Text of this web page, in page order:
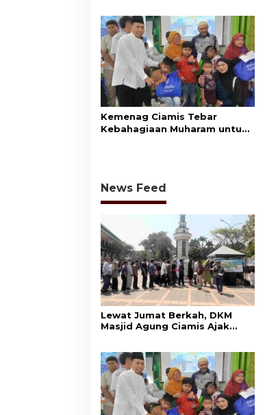
Bersedekah
Kemenag Ciamis Tebar
Kebahagiaan Muharam untuk
News Feed
Lewat Jumat Berkah, DKM
Masjid Agung Ciamis Ajak